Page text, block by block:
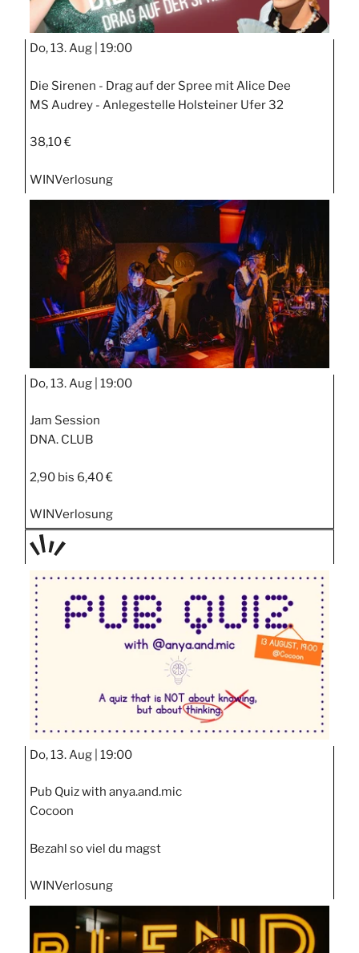
Do, 13. Aug | 19:00
Die Sirenen - Drag auf der Spree mit Alice Dee
MS Audrey - Anlegestelle Holsteiner Ufer 32
38,10 €
WINVerlosung
Do, 13. Aug | 19:00
Jam Session
DNA. CLUB
2,90 bis 6,40 €
WINVerlosung
STIPP
Do, 13. Aug | 19:00
Pub Quiz with anya.and.mic
Cocoon
Bezahl so viel du magst
WINVerlosung